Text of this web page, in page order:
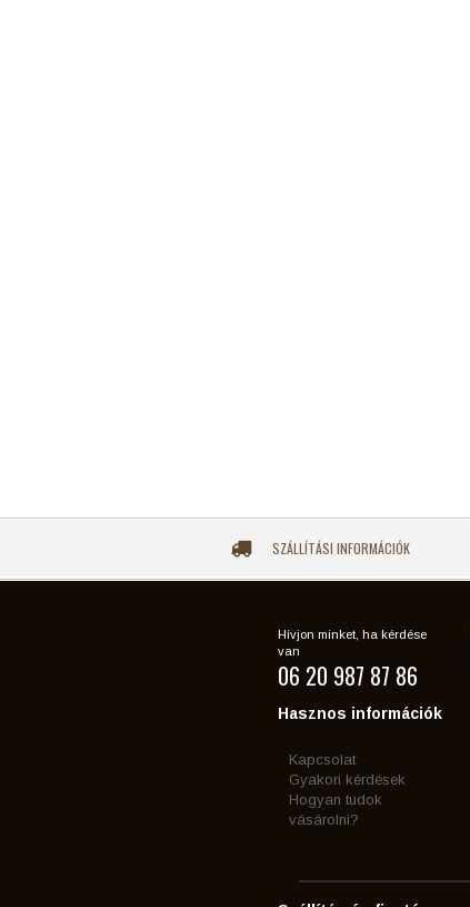
SZÁLLÍTÁSI INFORMÁCIÓK
Hívjon minket, ha kérdése
van
06 20 987 87 86
Hasznos információk
Kapcsolat
Gyakori kérdések
Hogyan tudok
vásárolni?